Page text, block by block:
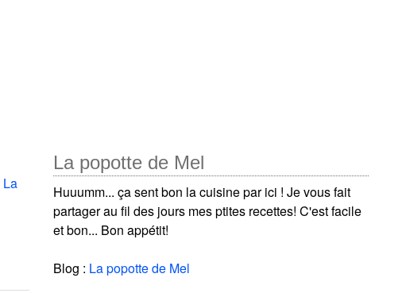
La
La popotte de Mel
Huuumm... ça sent bon la cuisine par ici ! Je vous fait
partager au fil des jours mes ptites recettes! C'est facile
et bon... Bon appétit!
Blog : La popotte de Mel